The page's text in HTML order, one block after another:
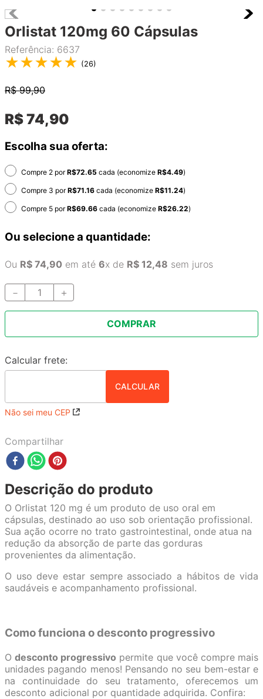
Orlistat 120mg 60 Cápsulas
Referência: 6637
★★★★★ (26)
R$99,90
R$74,90
Escolha sua oferta:
Compre 2 porR$72.65 cada (economize R$4.49)
Compre 3 porR$71.16 cada (economize R$11.24)
Compre 5 porR$69.66 cada (economize R$26.22)
Ou selecione a quantidade:
Ou R$ 74,90 em até 6x de R$ 12,48 sem juros
＋
－
COMPRAR
Não sei meu CEP
Compartilhar
Descrição do produto
O Orlistat 120 mg é um produto de uso oral em
cápsulas, destinado ao uso sob orientação profissional.
Sua ação ocorre no trato gastrointestinal, onde atua na
redução da absorção de parte das gorduras
provenientes da alimentação.
O uso deve estar sempre associado a hábitos de vida
saudáveis e acompanhamento profissional.
Como funciona o desconto progressivo
Odesconto progressivo permite que você compre mais
unidades pagando menos! Pensando no seu bem-estar e
na continuidade do seu tratamento, oferecemos um
desconto adicional por quantidade adquirida. Confira: